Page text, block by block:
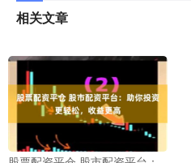
相关文章